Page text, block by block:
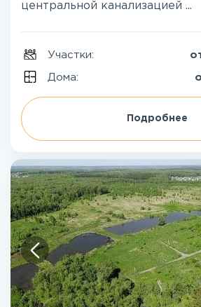
центральной канализацией ...
Участки:
Дома:
Подробнее